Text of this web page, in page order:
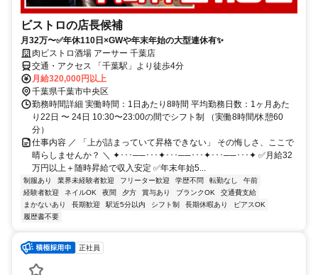
ビストロの店長候補
月32万〜✅年休110日×GWや年末年始の大型連休有✨
肉ビストロ酒場 アーサー 千葉店
交通・アクセス 「千葉駅」より徒歩4分
月給320,000円以上
千葉県千葉市中央区
勤務時間詳細 実働時間：1日あたり8時間 平均勤務日数：1ヶ月あた
り22日 〜 24日 10:30〜23:00の間でシフト制 （実働8時間/休憩60
分）
仕事内容 ／ 「上が詰まっていて昇格できない」 その悔しさ、ここで
晴らしませんか？ ＼ ✦･･･──･･･✦･･･──･･･✦･･･──･･･✦ ✅月給32
万円以上＋随時昇給で収入安定 ✅年末年始5...
制服あり 業界未経験者歓迎 フリーター歓迎 学歴不問 転勤なし
午前
経験者歓迎
ネイルOK 夜間 夕方 賞与あり ブランクOK
交通費支給
まかないあり
長期歓迎 駅近5分以内 シフト制 長期休暇あり
ピアスOK
履歴書不要
正社員